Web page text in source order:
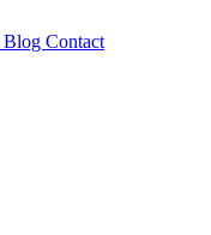
Blog Contact